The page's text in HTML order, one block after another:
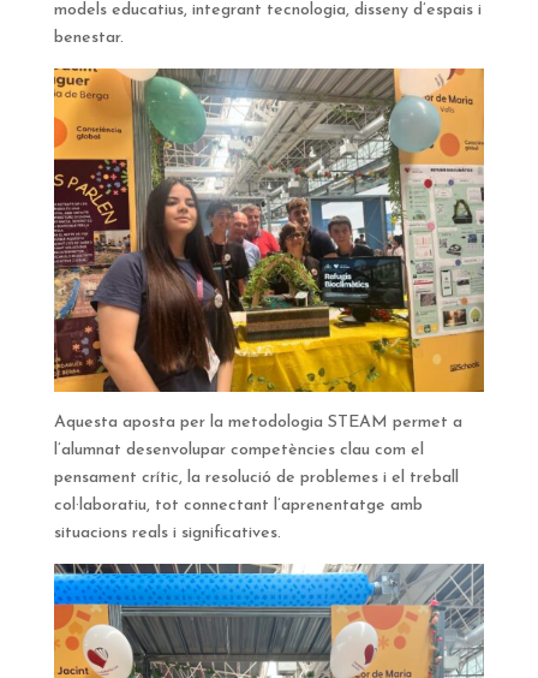
models educatius, integrant tecnologia, disseny d’espais i
benestar.
Aquesta aposta per la metodologia STEAM permet a
l’alumnat desenvolupar competències clau com el
pensament crític, la resolució de problemes i el treball
col·laboratiu, tot connectant l’aprenentatge amb
situacions reals i significatives.